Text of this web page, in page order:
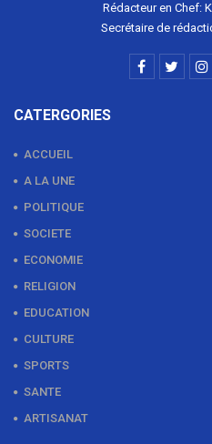
Rédacteur en Chef:
Secrétaire de
CATERGORIES
ACCUEIL
A LA UNE
POLITIQUE
SOCIETE
ECONOMIE
RELIGION
EDUCATION
CULTURE
SPORTS
SANTE
ARTISANAT